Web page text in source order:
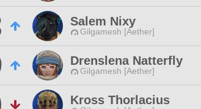
Salem Nixy
Gilgamesh [Aether]
Drenslena Natterfly
Gilgamesh [Aether]
Kross Thorlacius